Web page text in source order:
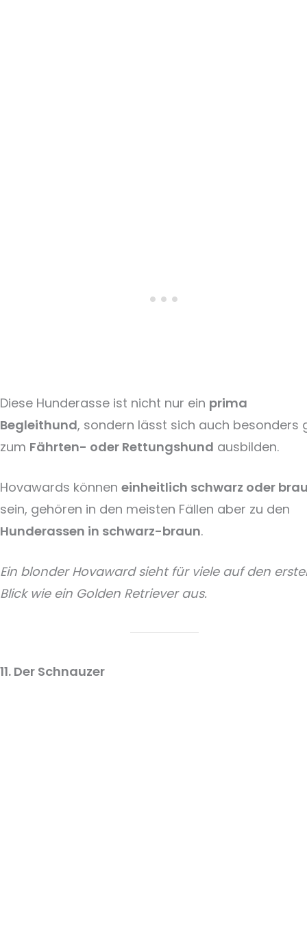
Diese Hunderasse ist nicht nur ein prima
Begleithund, sondern lässt sich auch besonders
zum Fährten- oder Rettungshund ausbilden.
Hovawards können einheitlich schwarz oder
sein, gehören in den meisten Fällen aber zu den
Hunderassen in schwarz-braun.
Ein blonder Hovaward sieht für viele auf den
Blick wie ein Golden Retriever aus.
11. Der Schnauzer